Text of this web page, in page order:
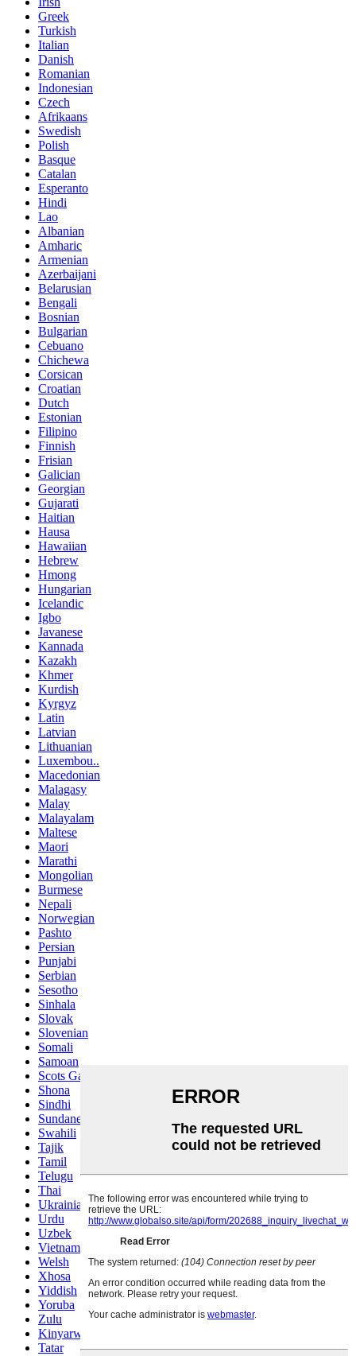
Greek
Turkish
Italian
Danish
Romanian
Indonesian
Czech
Afrikaans
Swedish
Polish
Basque
Catalan
Esperanto
Hindi
Lao
Albanian
Amharic
Armenian
Azerbaijani
Belarusian
Bengali
Bosnian
Bulgarian
Cebuano
Chichewa
Corsican
Croatian
Dutch
Estonian
Filipino
Finnish
Frisian
Galician
Georgian
Gujarati
Haitian
Hausa
Hawaiian
Hebrew
Hmong
Hungarian
Icelandic
Igbo
Javanese
Kannada
Kazakh
Khmer
Kurdish
Kyrgyz
Latin
Latvian
Lithuanian
Luxembou..
Macedonian
Malagasy
Malay
Malayalam
Maltese
Maori
Marathi
Mongolian
Burmese
Nepali
Norwegian
Pashto
Persian
Punjabi
Serbian
Sesotho
Sinhala
Slovak
Slovenian
Somali
Samoan
Scots Gaelic
Shona
Sindhi
Sundanese
Swahili
Tajik
Tamil
Telugu
Thai
Ukrainian
Urdu
Uzbek
Vietnamese
Welsh
Xhosa
Yiddish
Yoruba
Zulu
Kinyarwanda
Tatar